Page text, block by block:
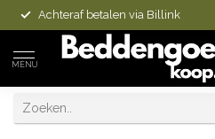
Achteraf betalen via Billink
MENU